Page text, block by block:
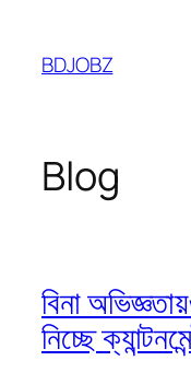
content
BDJOBZ
Blog
বিনা
নিচ্ছে